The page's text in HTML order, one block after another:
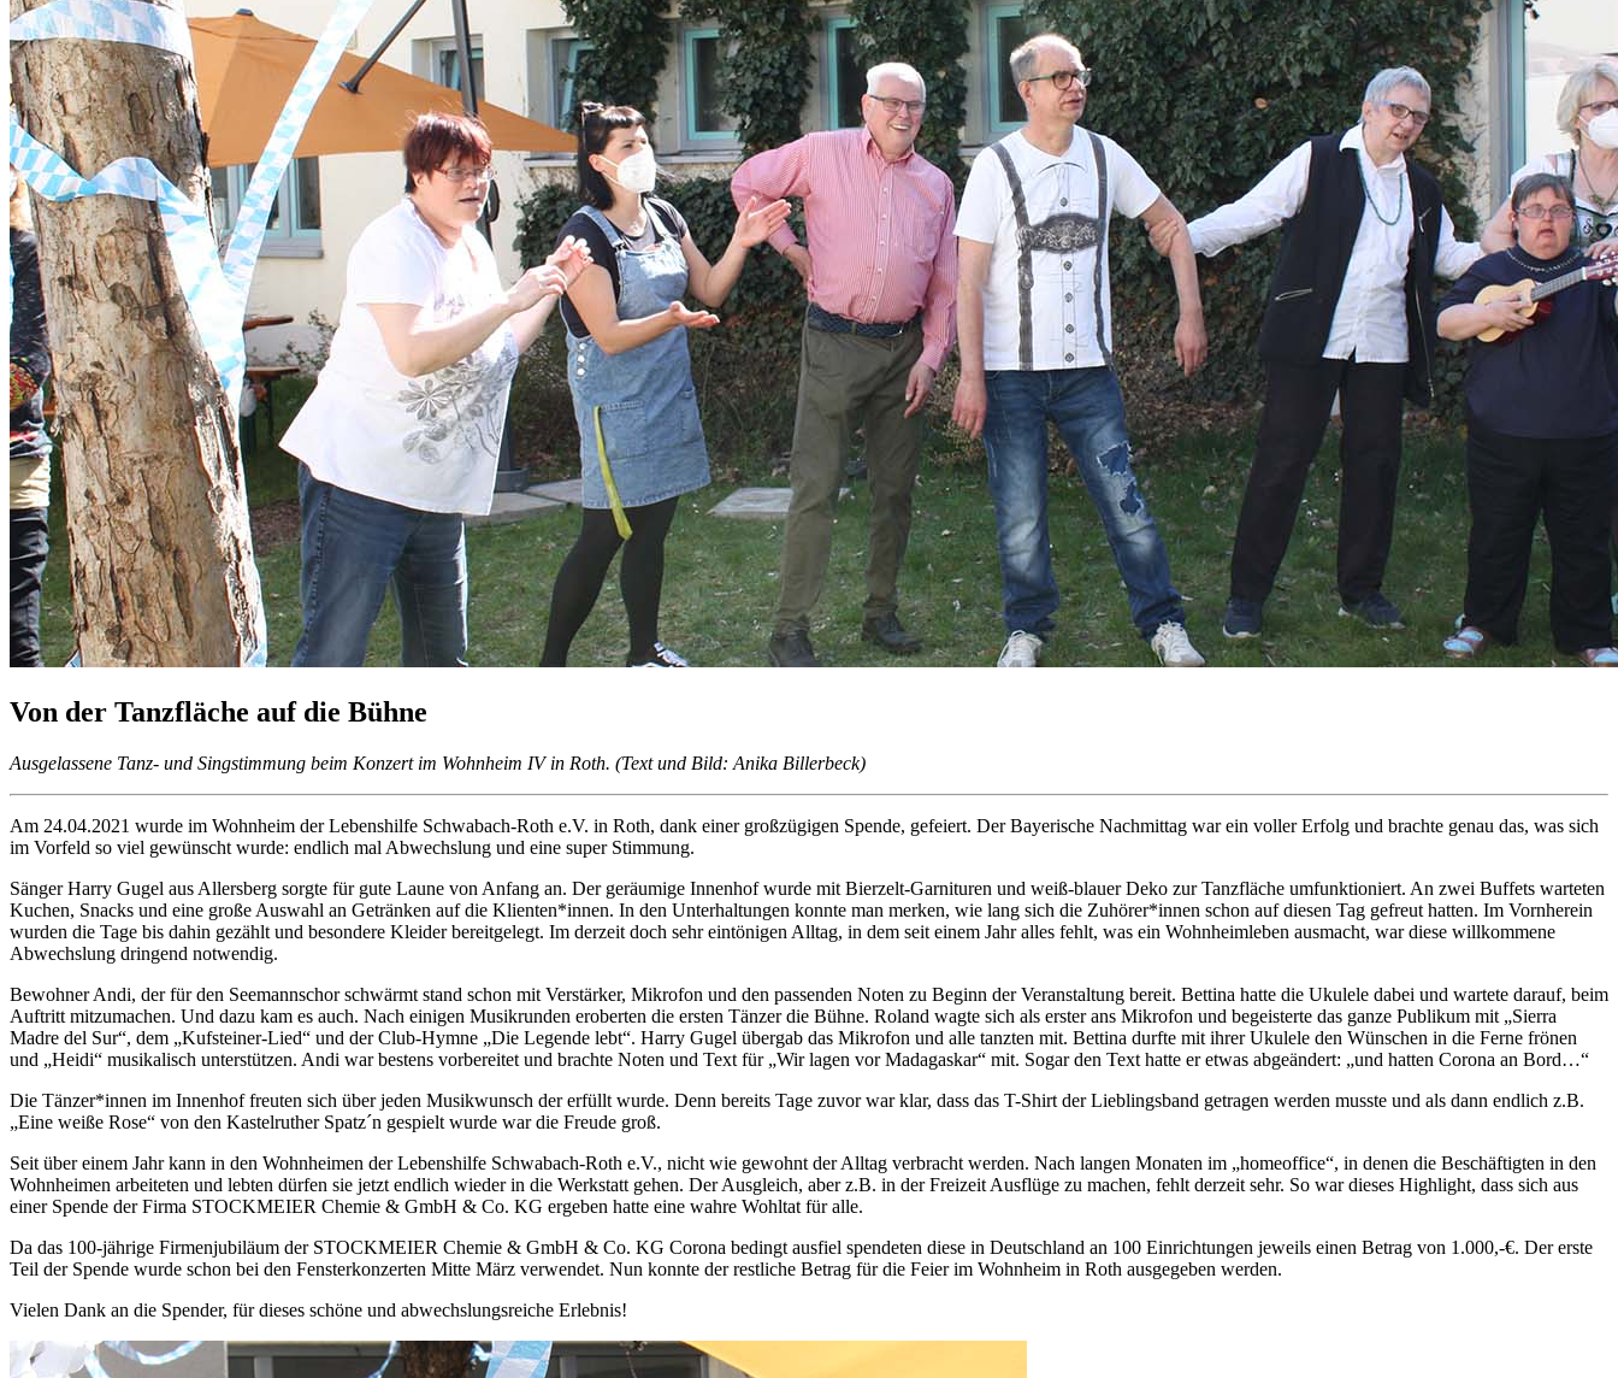
Von der Tanzfläche auf die Bühne
Ausgelassene Tanz- und Singstimmung beim Konzert im Wohnheim IV in Roth. (Text und Bild: Anika Billerbeck)
Am 24.04.2021 wurde im Wohnheim der Lebenshilfe Schwabach-Roth e.V. in Roth, dank einer großzügigen Spende, gefeiert. Der Bayerische Nachmittag war ein voller Erfolg und brachte genau das, was sich
im Vorfeld so viel gewünscht wurde: endlich mal Abwechslung und eine super Stimmung.
Sänger Harry Gugel aus Allersberg sorgte für gute Laune von Anfang an. Der geräumige Innenhof wurde mit Bierzelt-Garnituren und weiß-blauer Deko zur Tanzfläche umfunktioniert. An zwei Buffets warteten
Kuchen, Snacks und eine große Auswahl an Getränken auf die Klienten*innen. In den Unterhaltungen konnte man merken, wie lang sich die Zuhörer*innen schon auf diesen Tag gefreut hatten. Im Vornherein
wurden die Tage bis dahin gezählt und besondere Kleider bereitgelegt. Im derzeit doch sehr eintönigen Alltag, in dem seit einem Jahr alles fehlt, was ein Wohnheimleben ausmacht, war diese willkommene
Abwechslung dringend notwendig.
Bewohner Andi, der für den Seemannschor schwärmt stand schon mit Verstärker, Mikrofon und den passenden Noten zu Beginn der Veranstaltung bereit. Bettina hatte die Ukulele dabei und wartete darauf, beim
Auftritt mitzumachen. Und dazu kam es auch. Nach einigen Musikrunden eroberten die ersten Tänzer die Bühne. Roland wagte sich als erster ans Mikrofon und begeisterte das ganze Publikum mit „Sierra
Madre del Sur“, dem „Kufsteiner-Lied“ und der Club-Hymne „Die Legende lebt“. Harry Gugel übergab das Mikrofon und alle tanzten mit. Bettina durfte mit ihrer Ukulele den Wünschen in die Ferne frönen
und „Heidi“ musikalisch unterstützen. Andi war bestens vorbereitet und brachte Noten und Text für „Wir lagen vor Madagaskar“ mit. Sogar den Text hatte er etwas abgeändert: „und hatten Corona an Bord…“
Die Tänzer*innen im Innenhof freuten sich über jeden Musikwunsch der erfüllt wurde. Denn bereits Tage zuvor war klar, dass das T-Shirt der Lieblingsband getragen werden musste und als dann endlich z.B.
„Eine weiße Rose“ von den Kastelruther Spatz´n gespielt wurde war die Freude groß.
Seit über einem Jahr kann in den Wohnheimen der Lebenshilfe Schwabach-Roth e.V., nicht wie gewohnt der Alltag verbracht werden. Nach langen Monaten im „homeoffice“, in denen die Beschäftigten in den
Wohnheimen arbeiteten und lebten dürfen sie jetzt endlich wieder in die Werkstatt gehen. Der Ausgleich, aber z.B. in der Freizeit Ausflüge zu machen, fehlt derzeit sehr. So war dieses Highlight, dass sich aus
einer Spende der Firma STOCKMEIER Chemie & GmbH & Co. KG ergeben hatte eine wahre Wohltat für alle.
Da das 100-jährige Firmenjubiläum der STOCKMEIER Chemie & GmbH & Co. KG Corona bedingt ausfiel spendeten diese in Deutschland an 100 Einrichtungen jeweils einen Betrag von 1.000,-€. Der erste
Teil der Spende wurde schon bei den Fensterkonzerten Mitte März verwendet. Nun konnte der restliche Betrag für die Feier im Wohnheim in Roth ausgegeben werden.
Vielen Dank an die Spender, für dieses schöne und abwechslungsreiche Erlebnis!